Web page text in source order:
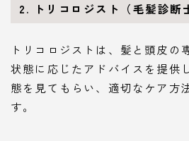
2. トリコロジスト（毛髪診断
トリコロジストは、髪と頭皮の
状態に応じたアドバイスを提供
態を見てもらい、適切なケア方
す。